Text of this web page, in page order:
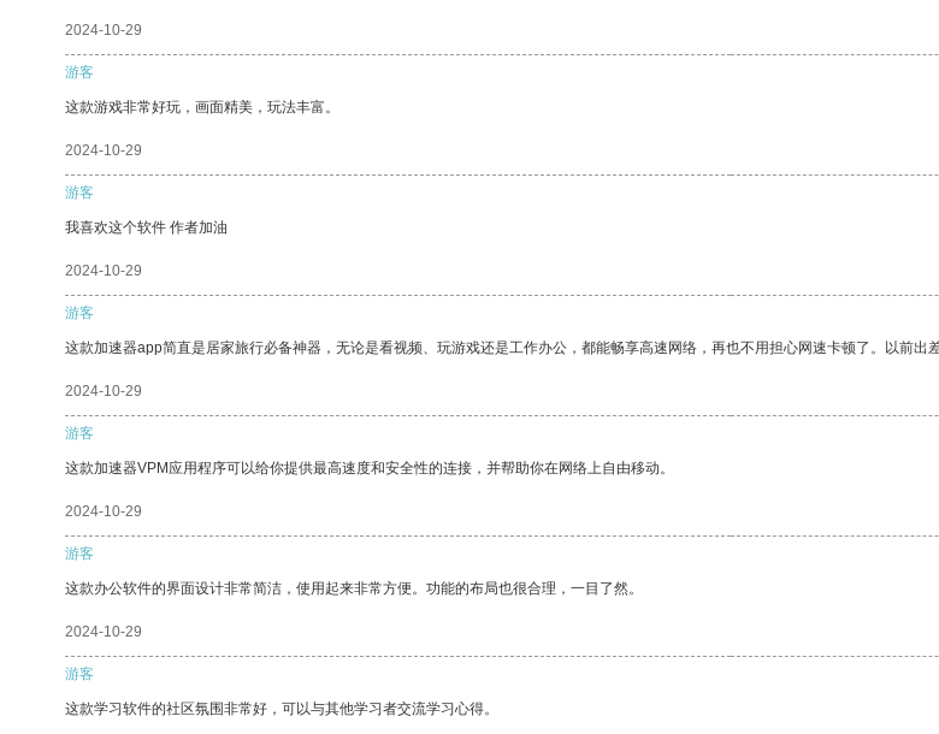
2024-10-29
游客
这款游戏非常好玩，画面精美，玩法丰富。
2024-10-29
游客
我喜欢这个软件 作者加油
2024-10-29
游客
这款加速器app简直是居家旅行必备神器，无论是看视频、玩游戏还是工作办公，都能畅享高速网络，再也不用担心网速卡顿了。以前
2024-10-29
游客
这款加速器VPM应用程序可以给你提供最高速度和安全性的连接，并帮助你在网络上自由移动。
2024-10-29
游客
这款办公软件的界面设计非常简洁，使用起来非常方便。功能的布局也很合理，一目了然。
2024-10-29
游客
这款学习软件的社区氛围非常好，可以与其他学习者交流学习心得。